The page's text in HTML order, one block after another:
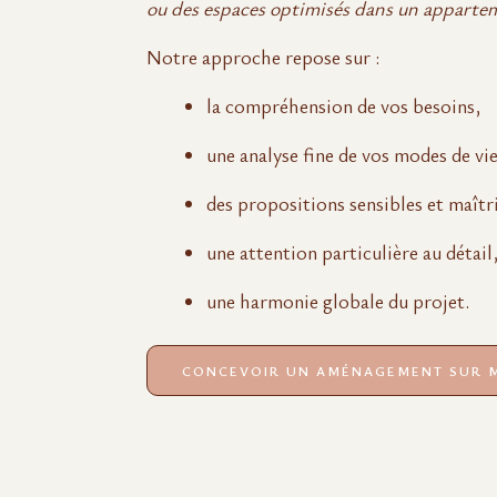
ou des espaces optimisés dans un
Notre approche repose sur :
la compréhension de vos besoins,
une analyse fine de vos modes de
des propositions sensibles et
une attention particulière au détail,
une harmonie globale du projet.
CONCEVOIR UN AMÉNAGEMENT SUR